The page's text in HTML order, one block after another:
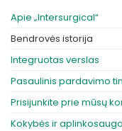
Apie „Intersurgical“
Bendrovės istorija
Integruotas verslas
Pasaulinis pardavimo
Prisijunkite prie mūsų
Kokybės ir